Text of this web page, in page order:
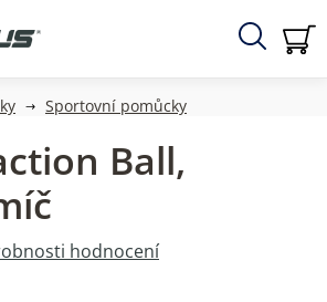
Hledat
Sportovní pomůcky
Ball,
hodnocení